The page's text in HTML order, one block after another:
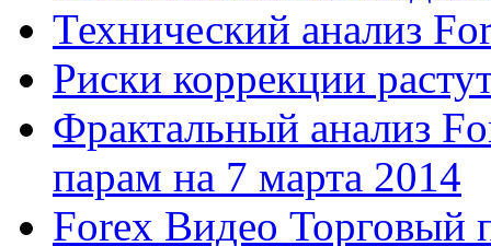
Технический анализ
Риски коррекции
Фрактальный анализ
парам на 7 марта 2014
Forex Видео Торговый